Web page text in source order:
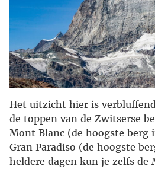
Het uitzicht hier is
de toppen van de Zwitserse
Mont Blanc (de hoogste berg
Gran Paradiso (de hoogste
heldere dagen kun je zelfs de